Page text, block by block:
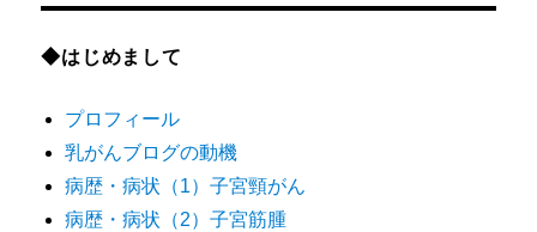
じ
ジ
ー
ス
を
販
売
の
ペ
ー
ジ
◆はじめまして
プロフィール
乳がんブログの動機
病歴・病状（1）子宮頸がん
病歴・病状（2）子宮筋腫